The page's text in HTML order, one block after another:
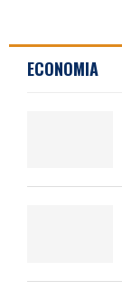
ECONOMIA